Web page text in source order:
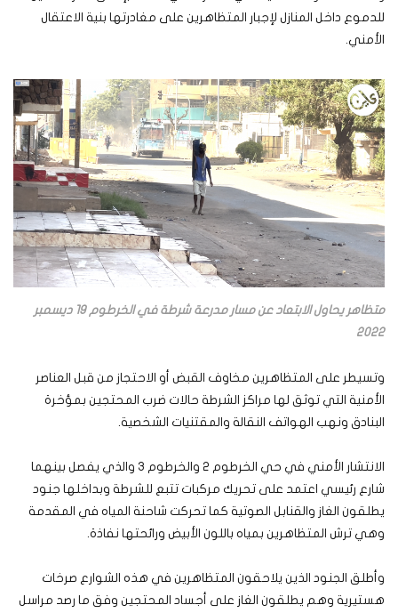
للدموع داخل المنازل لإجبار المتظاهرين على مغادرتها بنية الاعتقال
الأمني.
متظاهر يحاول الابتعاد عن مسار مدرعة شرطة في الخرطوم 19 ديسمبر
2022
وتسيطر على المتظاهرين مخاوف القبض أو الاحتجاز من قبل العناصر
الأمنية التي توثق لها مراكز الشرطة حالات ضرب المحتجين بمؤخرة
البنادق ونهب الهواتف النقالة والمقتنيات الشخصية.
الانتشار الأمني في حي الخرطوم 2 والخرطوم 3 والذي يفصل بينهما
شارع رئيسي اعتمد على تحريك مركبات تتبع للشرطة وبداخلها جنود
يطلقون الغاز والقنابل الصوتية كما تحركت شاحنة المياه في المقدمة
وهي ترش المتظاهرين بمياه باللون الأبيض ورائحتها نفاذة.
وأطلق الجنود الذين يلاحقون المتظاهرين في هذه الشوارع صرخات
هستيرية وهم يطلقون الغاز على أجساد المحتجين وفق ما رصد مراسل